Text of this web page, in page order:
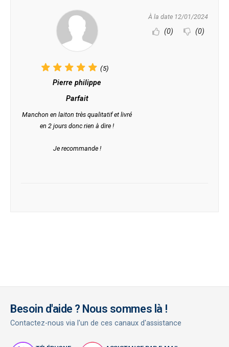
(5)
Pierre philippe
Parfait
Manchon en laiton très qualitatif et livré
en 2 jours donc rien à dire !
Je recommande !
À la date 12/01/2024
(0) (0)
Besoin d'aide ? Nous sommes là !
Contactez-nous via l'un de ces canaux d'assistance